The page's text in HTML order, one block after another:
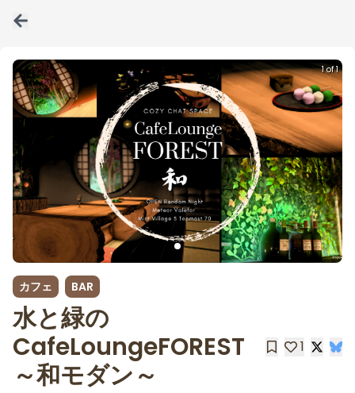
1 of 1
カフェ BAR
水と緑の
CafeLoungeFOREST
～和モダン～
1